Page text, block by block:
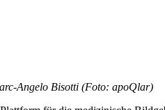
Angelo Bisotti (Foto: apoQlar)